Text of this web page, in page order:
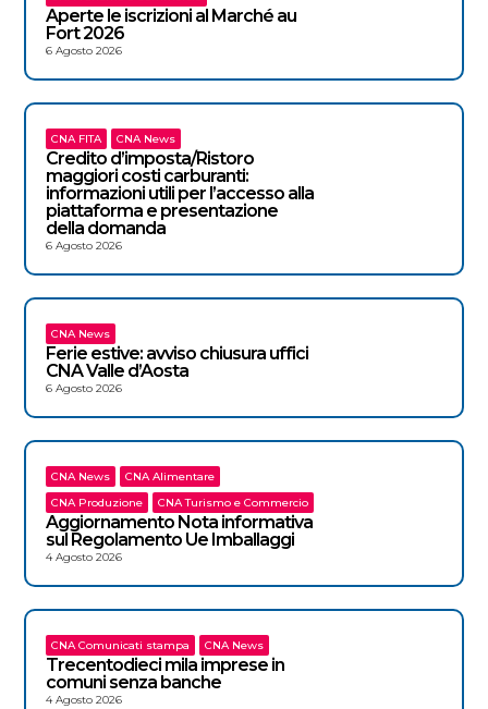
Aperte le iscrizioni al Marché au
Fort 2026
6 Agosto 2026
CNA FITA CNA News
Credito d’imposta/Ristoro
maggiori costi carburanti:
informazioni utili per l’accesso alla
piattaforma e presentazione
della domanda
6 Agosto 2026
CNA News
Ferie estive: avviso chiusura uffici
CNA Valle d’Aosta
6 Agosto 2026
CNA News
CNA Alimentare
CNA Produzione
CNA Turismo e Commercio
Aggiornamento Nota informativa
sul Regolamento Ue Imballaggi
4 Agosto 2026
CNA Comunicati stampa CNA News
Trecentodieci mila imprese in
comuni senza banche
4 Agosto 2026